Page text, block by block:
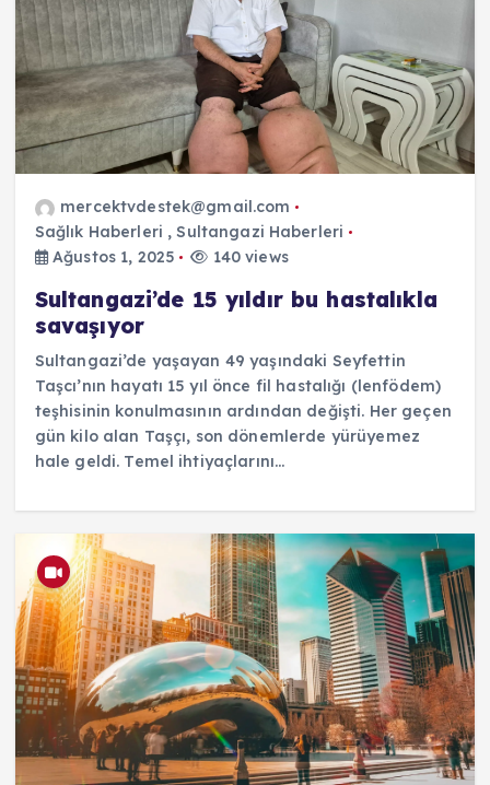
mercektvdestek@gmail.com
Sağlık Haberleri ,Sultangazi Haberleri
Ağustos 1, 2025
140 views
Sultangazi’de 15 yıldır bu hastalıkla
savaşıyor
Sultangazi’de yaşayan 49 yaşındaki Seyfettin
Taşcı’nın hayatı 15 yıl önce fil hastalığı (lenfödem)
teşhisinin konulmasının ardından değişti. Her geçen
gün kilo alan Taşçı, son dönemlerde yürüyemez
hale geldi. Temel ihtiyaçlarını…